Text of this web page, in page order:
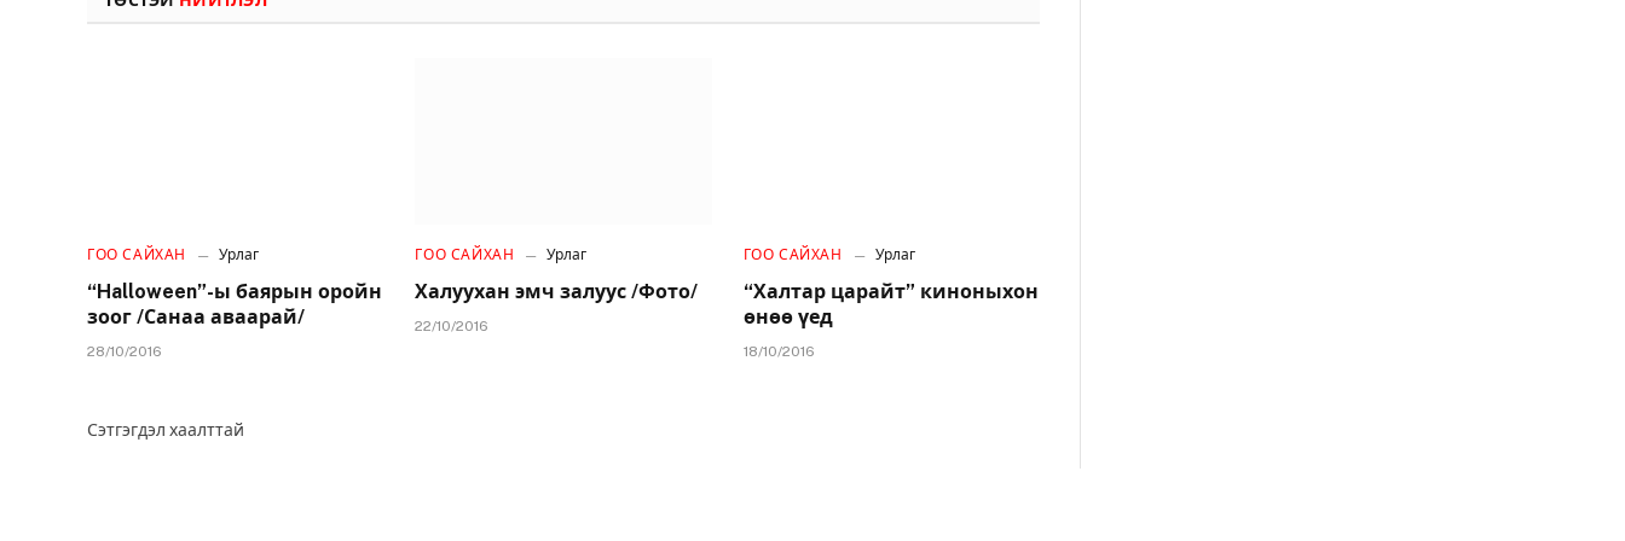
ГОО САЙХАН Урлаг
“Halloween”-ы баярын оройн
зоог /Санаа аваарай/
28/10/2016
ГОО САЙХАН Урлаг
Халуухан эмч залуус /Фото/
22/10/2016
ГОО САЙХАН Урлаг
“Халтар царайт” киноныхон
өнөө үед
18/10/2016
Сэтгэгдэл хаалттай